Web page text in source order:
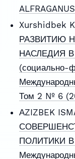
ALFRAGANUS
Xurshidbek
РАЗВИТИЮ
НАСЛЕДИЯ
(социально-
Том 2 № 6
АZIZBEK
ПОЛИТИКИ